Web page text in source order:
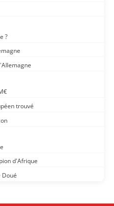
?
trouvé
d'Afrique
Doué